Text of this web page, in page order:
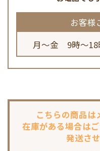
お客様
月～金 9時～18
こちらの商品は
在庫がある場合は
発送さ